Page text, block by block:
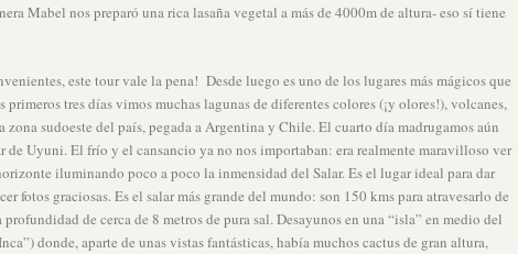
Mabel nos preparó una rica lasaña vegetal a más de 4000m de altura- eso sí tiene
este tour vale la pena! Desde luego es uno de los lugares más mágicos que
tres días vimos muchas lagunas de diferentes colores (¡y olores!), volcanes,
zona sudoeste del país, pegada a Argentina y Chile. El cuarto día madrugamos aún
de Uyuni. El frío y el cansancio ya no nos importaban: era realmente maravilloso ver
iluminando poco a poco la inmensidad del Salar. Es el lugar ideal para dar
fotos graciosas. Es el salar más grande del mundo: son 150 kms para atravesarlo de
de cerca de 8 metros de pura sal. Desayunos en una “isla” en medio del
donde, aparte de unas vistas fantásticas, había muchos cactus de gran altura,